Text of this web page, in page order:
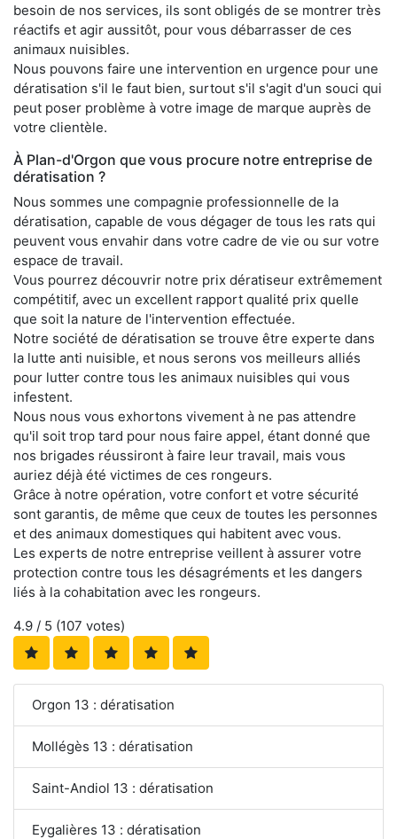
besoin de nos services, ils sont obligés de se montrer très
réactifs et agir aussitôt, pour vous débarrasser de ces
animaux nuisibles.
Nous pouvons faire une intervention en urgence pour une
dératisation s'il le faut bien, surtout s'il s'agit d'un souci qui
peut poser problème à votre image de marque auprès de
votre clientèle.
À Plan-d'Orgon que vous procure notre entreprise de
dératisation ?
Nous sommes une compagnie professionnelle de la
dératisation, capable de vous dégager de tous les rats qui
peuvent vous envahir dans votre cadre de vie ou sur votre
espace de travail.
Vous pourrez découvrir notre prix dératiseur extrêmement
compétitif, avec un excellent rapport qualité prix quelle
que soit la nature de l'intervention effectuée.
Notre société de dératisation se trouve être experte dans
la lutte anti nuisible, et nous serons vos meilleurs alliés
pour lutter contre tous les animaux nuisibles qui vous
infestent.
Nous nous vous exhortons vivement à ne pas attendre
qu'il soit trop tard pour nous faire appel, étant donné que
nos brigades réussiront à faire leur travail, mais vous
auriez déjà été victimes de ces rongeurs.
Grâce à notre opération, votre confort et votre sécurité
sont garantis, de même que ceux de toutes les personnes
et des animaux domestiques qui habitent avec vous.
Les experts de notre entreprise veillent à assurer votre
protection contre tous les désagréments et les dangers
liés à la cohabitation avec les rongeurs.
4.9 / 5 (107 votes)
Orgon 13 : dératisation
Mollégès 13 : dératisation
Saint-Andiol 13 : dératisation
Eygalières 13 : dératisation